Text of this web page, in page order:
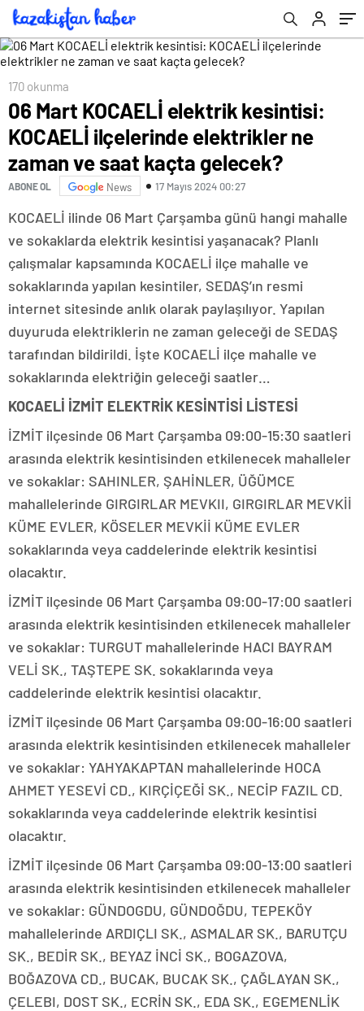
kaçta gelecek?
170 okunma
06 Mart KOCAELİ elektrik kesintisi:
KOCAELİ ilçelerinde elektrikler ne
zaman ve saat kaçta gelecek?
ABONE OL News 17 Mayıs 2024 00:27
KOCAELİ ilinde 06 Mart Çarşamba günü hangi mahalle
ve sokaklarda elektrik kesintisi yaşanacak? Planlı
çalışmalar kapsamında KOCAELİ ilçe mahalle ve
sokaklarında yapılan kesintiler, SEDAŞ’ın resmi
internet sitesinde anlık olarak paylaşılıyor. Yapılan
duyuruda elektriklerin ne zaman geleceği de SEDAŞ
tarafından bildirildi. İşte KOCAELİ ilçe mahalle ve
sokaklarında elektriğin geleceği saatler…
KOCAELİ İZMİT ELEKTRİK KESİNTİSİ LİSTESİ
İZMİT ilçesinde 06 Mart Çarşamba 09:00-15:30 saatleri
arasında elektrik kesintisinden etkilenecek mahalleler
ve sokaklar: SAHINLER, ŞAHİNLER, ÜĞÜMCE
mahallelerinde GIRGIRLAR MEVKII, GIRGIRLAR MEVKİİ
KÜME EVLER, KÖSELER MEVKİİ KÜME EVLER
sokaklarında veya caddelerinde elektrik kesintisi
olacaktır.
İZMİT ilçesinde 06 Mart Çarşamba 09:00-17:00 saatleri
arasında elektrik kesintisinden etkilenecek mahalleler
ve sokaklar: TURGUT mahallelerinde HACI BAYRAM
VELİ SK., TAŞTEPE SK. sokaklarında veya
caddelerinde elektrik kesintisi olacaktır.
İZMİT ilçesinde 06 Mart Çarşamba 09:00-16:00 saatleri
arasında elektrik kesintisinden etkilenecek mahalleler
ve sokaklar: YAHYAKAPTAN mahallelerinde HOCA
AHMET YESEVİ CD., KIRÇİÇEĞİ SK., NECİP FAZIL CD.
sokaklarında veya caddelerinde elektrik kesintisi
olacaktır.
İZMİT ilçesinde 06 Mart Çarşamba 09:00-13:00 saatleri
arasında elektrik kesintisinden etkilenecek mahalleler
ve sokaklar: GÜNDOGDU, GÜNDOĞDU, TEPEKÖY
mahallelerinde ARDIÇLI SK., ASMALAR SK., BARUTÇU
SK., BEDİR SK., BEYAZ İNCİ SK., BOGAZOVA,
BOĞAZOVA CD., BUCAK, BUCAK SK., ÇAĞLAYAN SK.,
ÇELEBI, DOST SK., ECRİN SK., EDA SK., EGEMENLİK